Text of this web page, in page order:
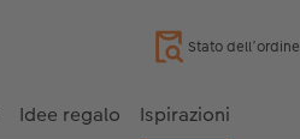
Stato dell’ordine
Idee regalo Ispirazioni